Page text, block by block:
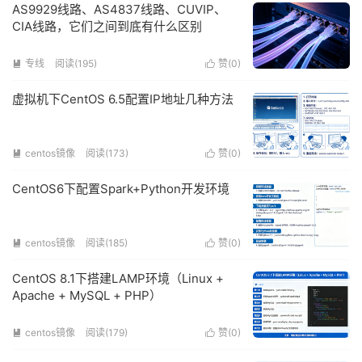
AS9929线路、AS4837线路、CUVIP、
CIA线路，它们之间到底有什么区别
 赞(0)
 专线 阅读(195)
虚拟机下CentOS 6.5配置IP地址几种方法
 赞(0)
 centos镜像 阅读(173)
CentOS6下配置Spark+Python开发环境
 赞(0)
 centos镜像 阅读(185)
CentOS 8.1下搭建LAMP环境（Linux +
Apache + MySQL + PHP）
 赞(0)
 centos镜像 阅读(179)